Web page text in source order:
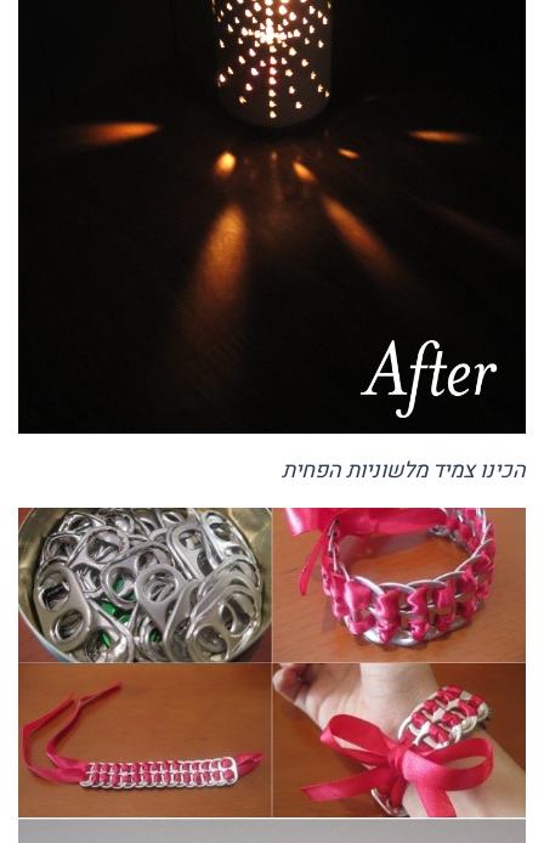
הכינו צמיד מלשוניות הפחית